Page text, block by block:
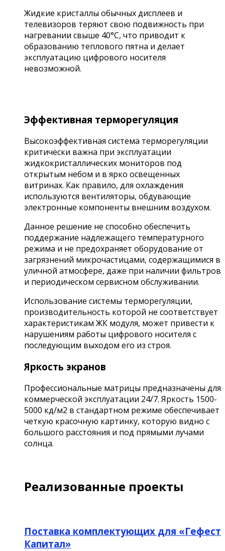
Жидкие кристаллы обычных дисплеев и
телевизоров теряют свою подвижность при
нагревании свыше 40°C, что приводит к
образованию теплового пятна и делает
эксплуатацию цифрового носителя
невозможной.
Эффективная терморегуляция
Высокоэффективная система терморегуляции
критически важна при эксплуатации
жидкокристаллических мониторов под
открытым небом и в ярко освещенных
витринах. Как правило, для охлаждения
используются вентиляторы, обдувающие
электронные компоненты внешним воздухом.
Данное решение не способно обеспечить
поддержание надлежащего температурного
режима и не предохраняет оборудование от
загрязнений микрочастицами, содержащимися в
уличной атмосфере, даже при наличии фильтров
и периодическом сервисном обслуживании.
Использование системы терморегуляции,
производительность которой не соответствует
характеристикам ЖК модуля, может привести к
нарушениям работы цифрового носителя с
последующим выходом его из строя.
Яркость экранов
Профессиональные матрицы предназначены для
коммерческой эксплуатации 24/7. Яркость 1500-
5000 кд/м2 в стандартном режиме обеспечивает
четкую красочную картинку, которую видно с
большого расстояния и под прямыми лучами
солнца.
Реализованные проекты
Поставка комплектующих для «Гефест
Капитал»